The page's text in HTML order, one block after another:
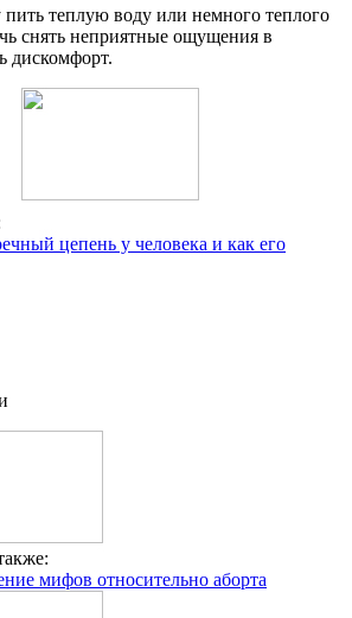
теплую воду или немного теплого
снять неприятные ощущения в
дискомфорт.
цепень у человека и как его
мифов относительно аборта